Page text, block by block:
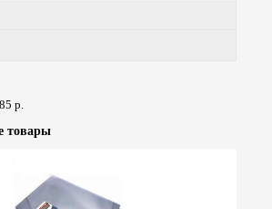
р.
товары